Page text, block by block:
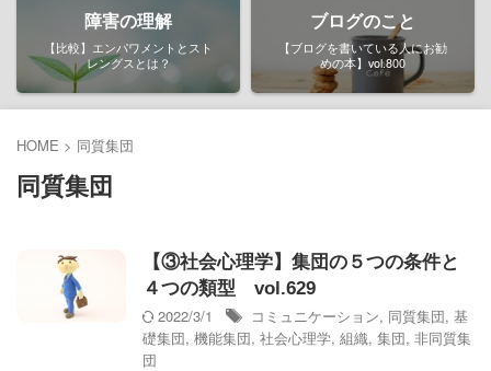
障害の理解
【比較】エンパワメントとスト
レングスとは？
ブログのこと
【ブログを書いている人にお勧
めの本】vol.800
HOME > 同質集団
同質集団
【③社会心理学】集団の５つの条件と
４つの類型 vol.629
2022/3/1
コミュニケーション, 同質集団, 基
礎集団, 機能集団, 社会心理学, 組織, 集団, 非同質集
団